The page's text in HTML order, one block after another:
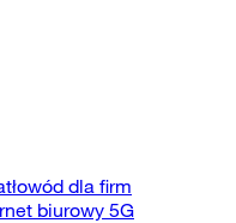
dla firm
biurowy 5G